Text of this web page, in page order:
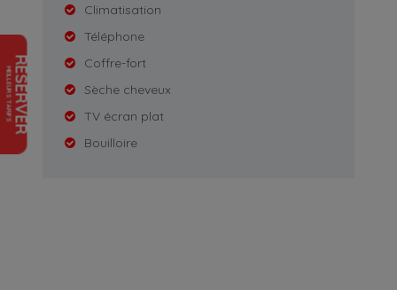
RESERVER
MEILLEURS TARIFS
Climatisation
Téléphone
Coffre-fort
Sèche cheveux
TV écran plat
Bouilloire
Ceci se fermera dans